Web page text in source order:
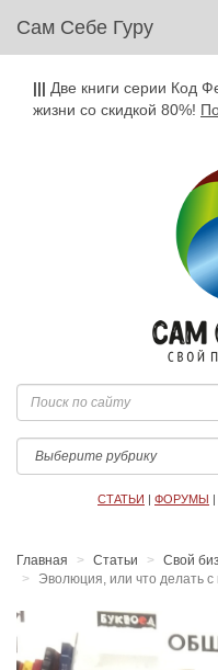
Сам Себе Гуру
||| Две книги серии Код
жизни со скидкой 80%!
СТАТЬИ | ФОРУМЫ |
Главная Статьи Свой
Эволюция, или что делать